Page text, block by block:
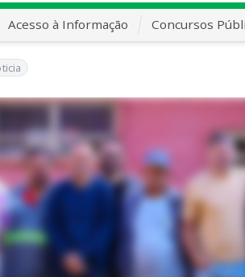
Acesso à Informação Concursos